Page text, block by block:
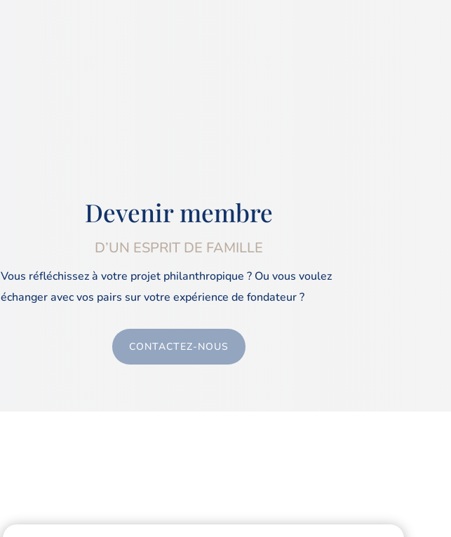
Devenir membre
D’UN ESPRIT DE FAMILLE
Vous réfléchissez à votre projet philanthropique ? Ou vous voulez
échanger avec vos pairs sur votre expérience de fondateur ?
CONTACTEZ-NOUS